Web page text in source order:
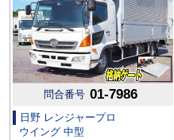
問合番号 01-7986
日野 レンジャープロ
ウイング 中型